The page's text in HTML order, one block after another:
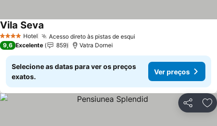
4 EstrelasHotel Acesso direto às pistas de esqui
Vila Seva
9,6 Excelente 859 Vatra Dornei
Selecione as datas para ver os preços
exatos.
Ver preços
Partilhar